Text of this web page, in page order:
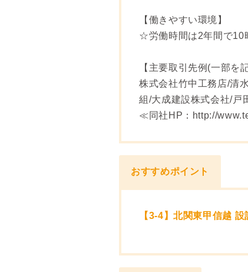
【働きやすい環境】
☆労働時間は2年間で10
【主要取引先例(一部を
株式会社竹中工務店/清
組/大成建設株式会社/戸
≪同社HP：http://
おすすめポイント
【3-4】北関東甲信越 設